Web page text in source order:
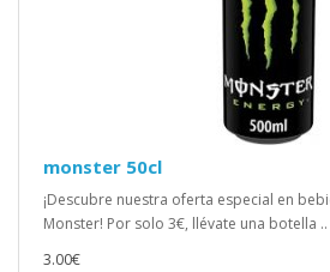
monster 50cl
¡Descubre nuestra oferta especial en
Monster! Por solo 3€, llévate una botella ..
3.00€